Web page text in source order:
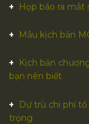
Họp báo ra mắt
Mẫu kịch bản
Kịch bản
bạn nên biết
Dự trù chi phí
trọng